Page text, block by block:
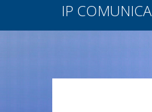
IP COMUNICA